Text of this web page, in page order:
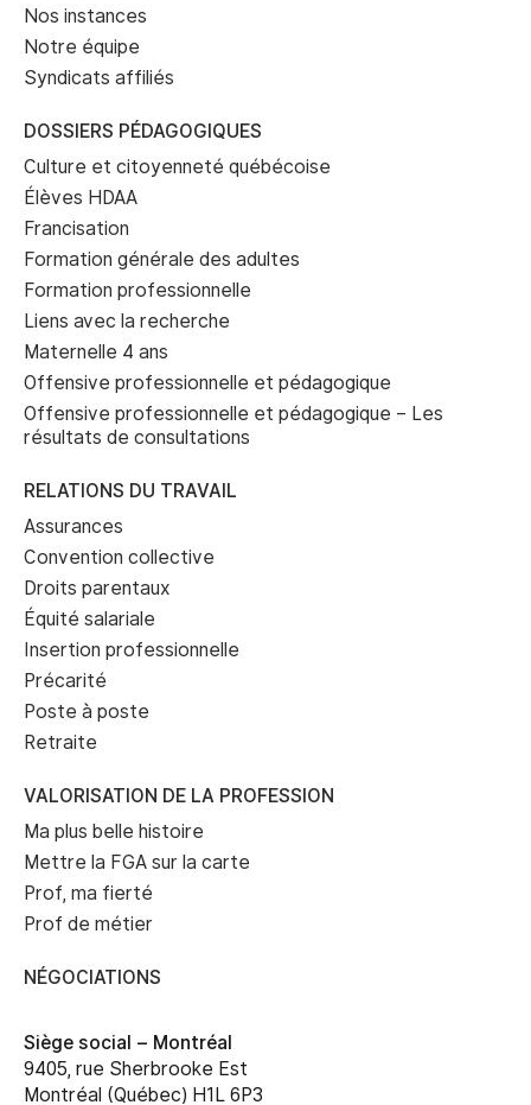
Nos instances
Notre équipe
Syndicats affiliés
DOSSIERS PÉDAGOGIQUES
Culture et citoyenneté québécoise
Élèves HDAA
Francisation
Formation générale des adultes
Formation professionnelle
Liens avec la recherche
Maternelle 4 ans
Offensive professionnelle et pédagogique
Offensive professionnelle et pédagogique – Les
résultats de consultations
RELATIONS DU TRAVAIL
Assurances
Convention collective
Droits parentaux
Équité salariale
Insertion professionnelle
Précarité
Poste à poste
Retraite
VALORISATION DE LA PROFESSION
Ma plus belle histoire
Mettre la FGA sur la carte
Prof, ma fierté
Prof de métier
NÉGOCIATIONS
Siège social – Montréal
9405, rue Sherbrooke Est
Montréal (Québec) H1L 6P3